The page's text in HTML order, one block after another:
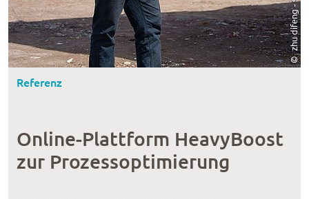
Referenz
Online-Plattform HeavyBoost
zur Prozessoptimierung